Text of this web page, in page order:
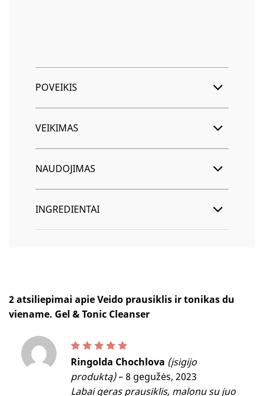
POVEIKIS
VEIKIMAS
NAUDOJIMAS
INGREDIENTAI
2 atsiliepimai apieVeido prausiklis ir tonikas du
viename. Gel & Tonic Cleanser
Įvertinimas:5iš 5
Ringolda Chochlova (įsigijo
produktą)–8 gegužės, 2023
Labai geras prausiklis, malonu su juo